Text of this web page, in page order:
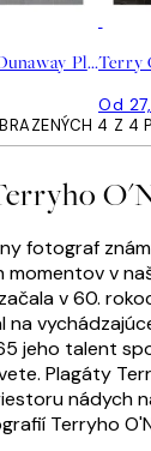
Terry O'Neill - Faye Dunaway Plagát
Od
4 Z 4
fotograf
v
v 60.
na
jeho talent
Plagáty
nádych
Terryho